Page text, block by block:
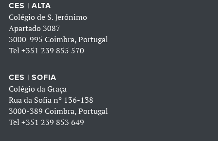
CES | ALTA
Colégio de S. Jerónimo
Apartado 3087
3000-995 Coimbra, Portugal
Tel +351 239 855 570
CES | SOFIA
Colégio da Graça
Rua da Sofia nº 136-138
3000-389 Coimbra, Portugal
Tel +351 239 853 649